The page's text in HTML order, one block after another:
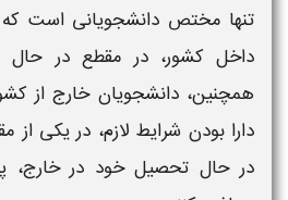
تنها مختص دانشجویانی است
داخل کشور، در مقطع در حال
همچنین،دانشجویان خارج از
دارا بودن شرایطلازم، در یکی از
در حال تحصیلخود درخارج،